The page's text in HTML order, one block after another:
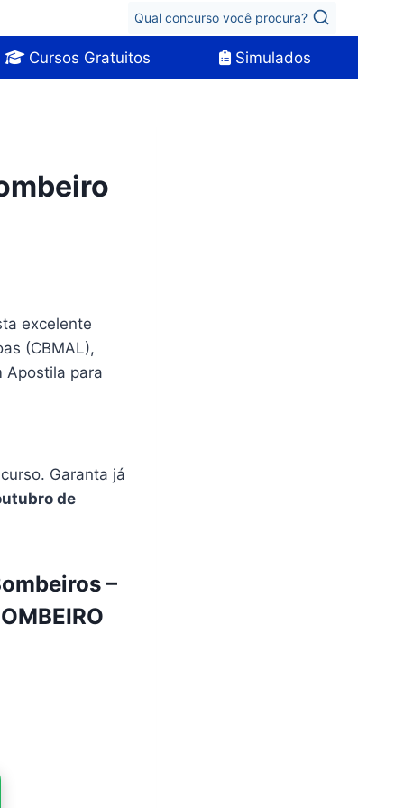
Qual concurso você procura?
Cursos Gratuitos Simulados
excelente
(CBMAL),
Apostila para
Garanta já
de
–